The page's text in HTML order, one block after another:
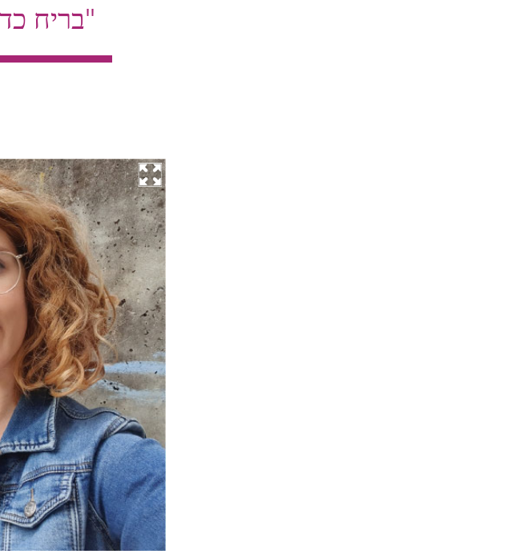
בריח כדי להגביר, או להשפיע, על הדיאלוג הזה"